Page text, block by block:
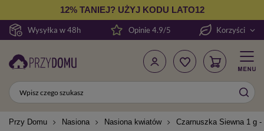
Wysyłka w 48h
12% TANIEJ? UŻYJ KODU LATO12
Opinie 4.9/5 Korzyści
Przy Domu Nasiona Nasiona kwiatów Czarnuszka Siewna 1 g -